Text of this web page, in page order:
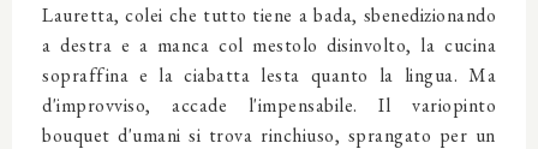
Lauretta, colei che tutto tiene a bada, sbenedizionando
a destra e a manca col mestolo disinvolto, la cucina
sopraffina e la ciabatta lesta quanto la lingua. Ma
d'improvviso, accade l'impensabile. Il variopinto
bouquet d'umani si trova rinchiuso, sprangato per un